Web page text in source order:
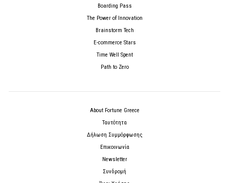
Boarding Pass
The Power of Innovation
Brainstorm Tech
E-commerce Stars
Time Well Spent
Path to Zero
About Fortune Greece
Ταυτότητα
Δήλωση Συμμόρφωσης
Επικοινωνία
Newsletter
Συνδρομή